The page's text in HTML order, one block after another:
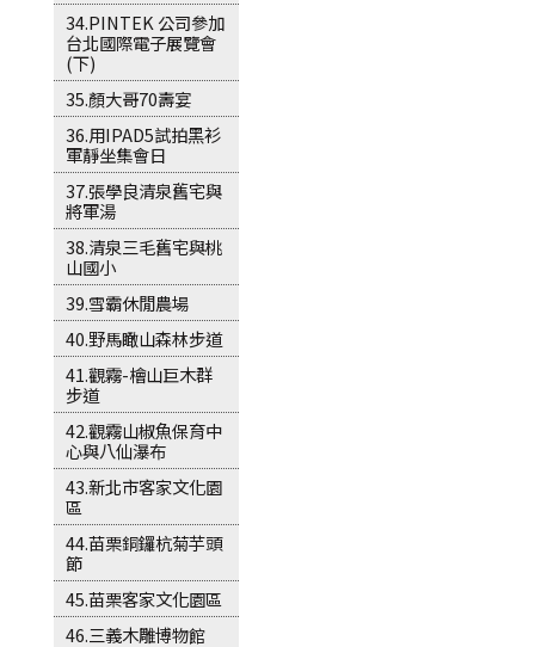
34.PINTEK 公司參加
台北國際電子展覽會
(下)
35.顏大哥70壽宴
36.用IPAD5試拍黑衫
軍靜坐集會日
37.張學良清泉舊宅與
將軍湯
38.清泉三毛舊宅與桃
山國小
39.雪霸休閒農場
40.野馬瞰山森林步道
41.觀霧-檜山巨木群
步道
42.觀霧山椒魚保育中
心與八仙瀑布
43.新北市客家文化園
區
44.苗栗銅鑼杭菊芋頭
節
45.苗栗客家文化園區
46.三義木雕博物館